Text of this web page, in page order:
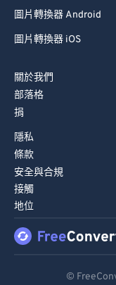
圖片轉換器 Android
圖片轉換器 iOS
關於我們
部落格
捐
隱私
條款
安全與合規
接觸
地位
©